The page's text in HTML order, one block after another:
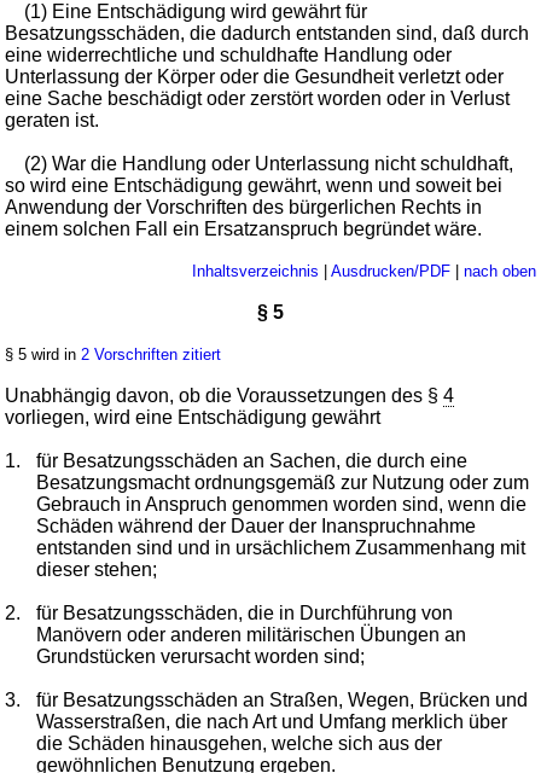
(1) Eine Entschädigung wird gewährt für
Besatzungsschäden, die dadurch entstanden sind, daß durch
eine widerrechtliche und schuldhafte Handlung oder
Unterlassung der Körper oder die Gesundheit verletzt oder
eine Sache beschädigt oder zerstört worden oder in Verlust
geraten ist.
(2) War die Handlung oder Unterlassung nicht schuldhaft,
so wird eine Entschädigung gewährt, wenn und soweit bei
Anwendung der Vorschriften des bürgerlichen Rechts in
einem solchen Fall ein Ersatzanspruch begründet wäre.
Inhaltsverzeichnis Ausdrucken/PDF| nach oben
§ 5
§ 5 wird in2 Vorschriften zitiert
Unabhängig davon, ob die Voraussetzungen des §4
vorliegen, wird eine Entschädigung gewährt
1.
für Besatzungsschäden an Sachen, die durch eine
Besatzungsmacht ordnungsgemäß zur Nutzung oder zum
Gebrauch in Anspruch genommen worden sind, wenn die
Schäden während der Dauer der Inanspruchnahme
entstanden sind und in ursächlichem Zusammenhang mit
dieser stehen;
2.
für Besatzungsschäden, die in Durchführung von
Manövern oder anderen militärischen Übungen an
Grundstücken verursacht worden sind;
3.
für Besatzungsschäden an Straßen, Wegen, Brücken und
Wasserstraßen, die nach Art und Umfang merklich über
die Schäden hinausgehen, welche sich aus der
gewöhnlichen Benutzung ergeben.